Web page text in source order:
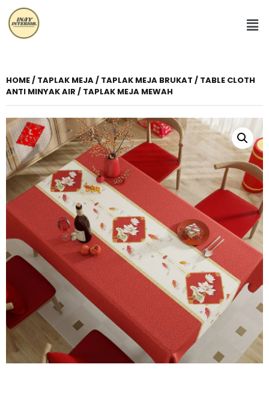
HOME/ TAPLAK MEJA/ TAPLAK MEJA BRUKAT / TABLE CLOTH
ANTI MINYAK AIR / TAPLAK MEJA MEWAH